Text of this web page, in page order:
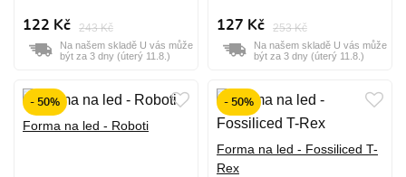
122 Kč 243 Kč
Na našem skladě U vás může
být za 3 dny (úterý 11.8.)
127 Kč 253 Kč
Na našem skladě U vás může
být za 3 dny (úterý 11.8.)
- 50%
Forma na led - Roboti
- 50%
Forma na led - Fossiliced T-
Rex